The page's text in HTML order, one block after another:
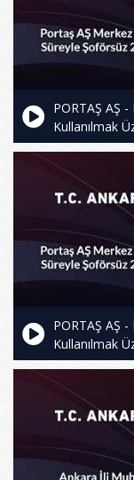
PORTAŞ AŞ
Kullanılmak
Araç
PORTAŞ AŞ
Kullanılmak
Araç